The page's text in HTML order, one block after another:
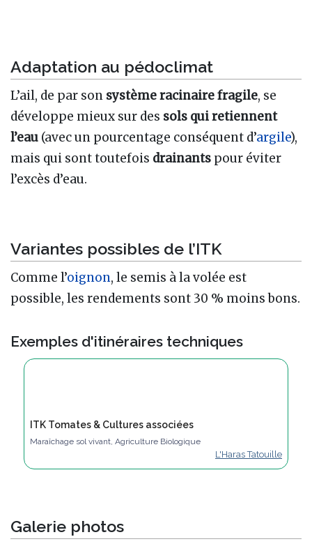
Adaptation au pédoclimat
L’ail, de par son système racinaire fragile, se
développe mieux sur des sols qui retiennent
l’eau (avec un pourcentage conséquent d’argile),
mais qui sont toutefois drainants pour éviter
l’excès d’eau.
Variantes possibles de l’ITK
Comme l’oignon, le semis à la volée est
possible, les rendements sont 30 % moins bons.
Exemples d'itinéraires techniques
ITK Tomates & Cultures associées
Maraîchage sol vivant, Agriculture Biologique
L'Haras Tatouille
Galerie photos